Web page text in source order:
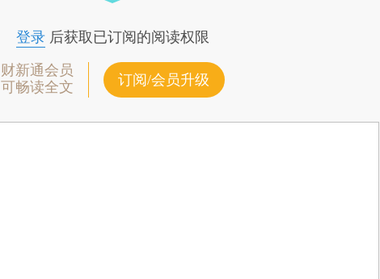
登录后获取已订阅的阅读权限
财新通会员
可畅读全文
订阅/会员升级